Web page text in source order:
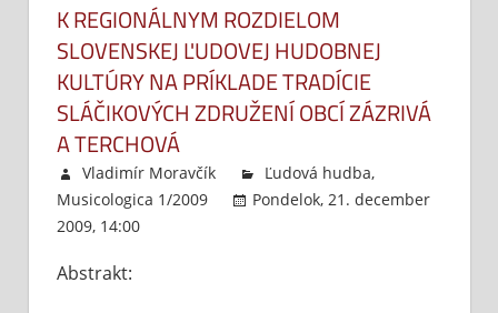
K REGIONÁLNYM ROZDIELOM
SLOVENSKEJ ĽUDOVEJ HUDOBNEJ
KULTÚRY NA PRÍKLADE TRADÍCIE
SLÁČIKOVÝCH ZDRUŽENÍ OBCÍ ZÁZRIVÁ
A TERCHOVÁ
Vladimír Moravčík Ľudová hudba,
Musicologica 1/2009
Pondelok, 21. december
2009, 14:00
Abstrakt: